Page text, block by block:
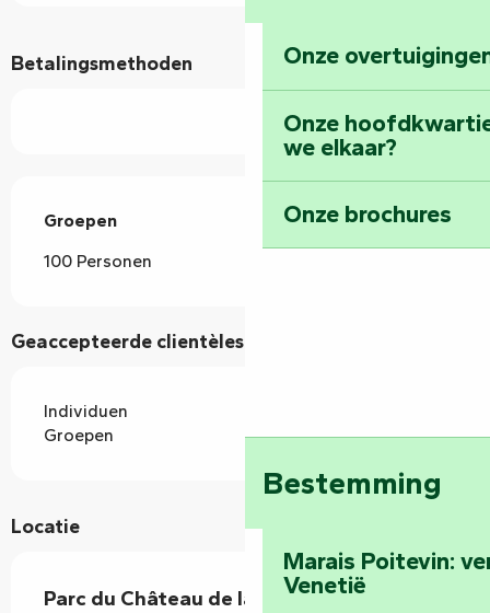
Onze
Onze
we elkaar?
Onze brochures
Bestemming
Marais Poitevin:
Venetië
Betalingsmethoden
Groepen
Groepen
100 Personen
Geaccepteerde clientèles
Individuen
Groepen
Locatie
Parc du Château de la Baugisière